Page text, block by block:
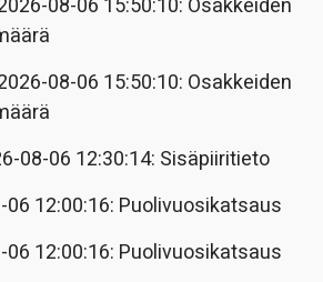
08-06 15:50:10: Osakkeiden
08-06 15:50:10: Osakkeiden
08-06 12:30:14: Sisäpiiritieto
06 12:00:16: Puolivuosikatsaus
06 12:00:16: Puolivuosikatsaus